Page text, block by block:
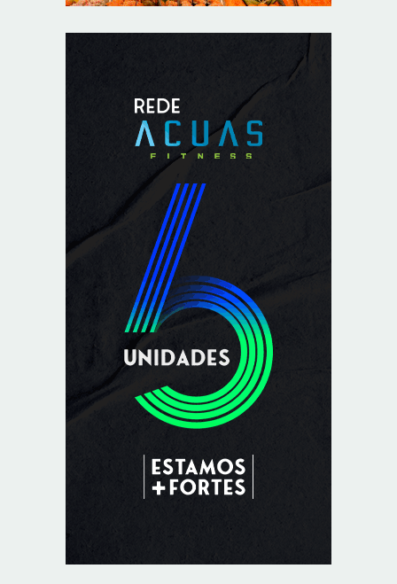
PL quer assegurar direito ao voto de agentes de
Sala de Concerto, da Rádio MEC, celebra Radamés
Gnattali nesta sexta (7)